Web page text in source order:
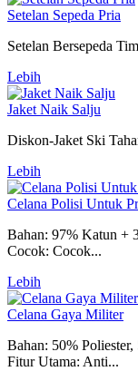
Setelan Sepeda Pria
Setelan Bersepeda
Lebih
Jaket Naik Salju
Diskon-Jaket Ski
Lebih
Celana Polisi Untuk
Bahan: 97% Katun +
Cocok: Cocok...
Lebih
Celana Gaya Militer
Bahan: 50%
Fitur Utama: Anti...